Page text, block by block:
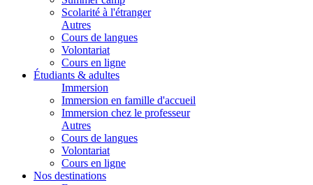
Scolarité à l'étranger
Autres
Cours de langues
Volontariat
Cours en ligne
Étudiants & adultes
Immersion
Immersion en famille d'accueil
Immersion chez le professeur
Autres
Cours de langues
Volontariat
Cours en ligne
Nos destinations